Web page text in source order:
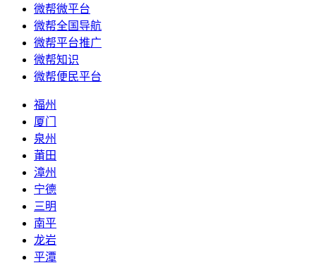
微帮微平台
微帮全国导航
微帮平台推广
微帮知识
微帮便民平台
福州
厦门
泉州
莆田
漳州
宁德
三明
南平
龙岩
平潭